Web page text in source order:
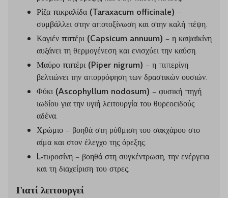
Ρίζα πικραλίδα (Taraxacum officinale) –
συμβάλλει στην αποτοξίνωση και στην καλή πέψη.
Καγιέν πιπέρι (Capsicum annuum) – η καψαϊκίνη
αυξάνει τη θερμογένεση και ενισχύει την καύση.
Μαύρο πιπέρι (Piper nigrum) – η πιπερίνη
βελτιώνει την απορρόφηση των δραστικών ουσιών.
Φύκι (Ascophyllum nodosum) – φυσική πηγή
ιωδίου για την υγιή λειτουργία του θυρεοειδούς
αδένα.
Χρώμιο – βοηθά στη ρύθμιση του σακχάρου στο
αίμα και στον έλεγχο της όρεξης.
L-τυροσίνη – βοηθά στη συγκέντρωση, την ενέργεια
και τη διαχείριση του στρες.
Γιατί λειτουργεί